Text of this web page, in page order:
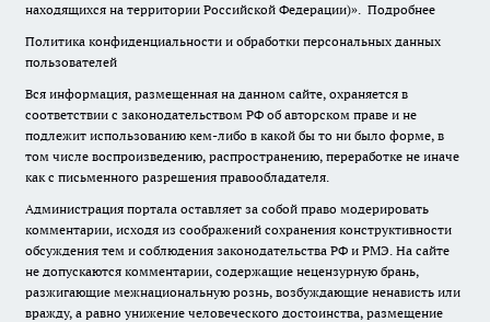
находящихся на территории Российской Федерации)». Подробнее
Политика конфиденциальности и обработки персональных данных
пользователей
Вся информация, размещенная на данном сайте, охраняется в
соответствии с законодательством РФ об авторском праве и не
подлежит использованию кем-либо в какой бы то ни было форме, в
том числе воспроизведению, распространению, переработке не иначе
как с письменного разрешения правообладателя.
Администрация портала оставляет за собой право модерировать
комментарии, исходя из соображений сохранения конструктивности
обсуждения тем и соблюдения законодательства РФ и РМЭ. На сайте
не допускаются комментарии, содержащие нецензурную брань,
разжигающие межнациональную рознь, возбуждающие ненависть или
вражду, а равно унижение человеческого достоинства, размещение